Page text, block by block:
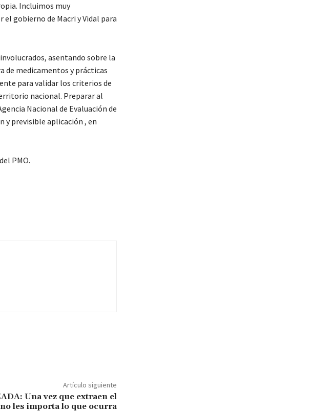
Incluimos muy
gobierno de Macri y Vidal para
asentando sobre la
de medicamentos y prácticas
para validar los criterios de
nacional. Preparar al
Nacional de Evaluación de
y previsible aplicación , en
PMO.
Artículo siguiente
Una vez que extraen el
les importa lo que ocurra